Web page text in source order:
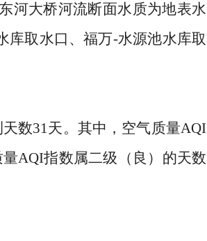
河大桥河流断面水质为地表水
库取水口 、福万-水源池水库取
天数31天。其中，空气质量AQI
量AQI指数属二级（ 良 ）的天数